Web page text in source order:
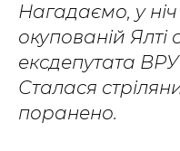
Нагадаємо, у
окупованій Ялті
ексдепутата
Сталася
поранено.